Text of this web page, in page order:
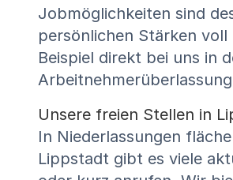
Jobmöglichkeiten sind
persönlichen Stärken
Beispiel direkt bei uns in
Unsere freien Stellen in
In Niederlassungen
Lippstadt gibt es viele